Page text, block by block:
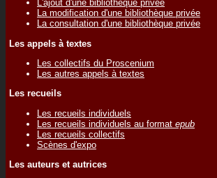
L'ajout d'une bibliothèque privée
La modification d'une bibliothèque privée
La consultation d'une bibliothèque privée
Les appels à textes
Les collectifs du Proscenium
Les autres appels à textes
Les recueils
Les recueils individuels
Les recueils individuels au format epub
Les recueils collectifs
Scènes d'expo
Les auteurs et autrices